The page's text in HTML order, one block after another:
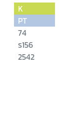
K
PT
74
ร156
2542